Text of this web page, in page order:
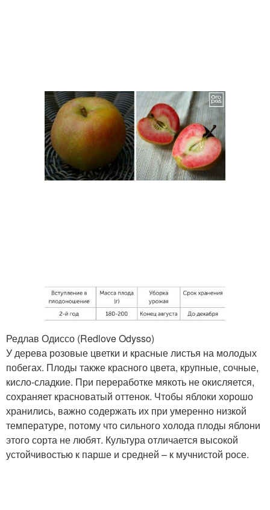
Редлав Одиссо (Redlove Odysso)
У дерева розовые цветки и красные листья на молодых
побегах. Плоды также красного цвета, крупные, сочные,
кисло-сладкие. При переработке мякоть не окисляется,
сохраняет красноватый оттенок. Чтобы яблоки хорошо
хранились, важно содержать их при умеренно низкой
температуре, потому что сильного холода плоды яблони
этого сорта не любят. Культура отличается высокой
устойчивостью к парше и средней – к мучнистой росе.